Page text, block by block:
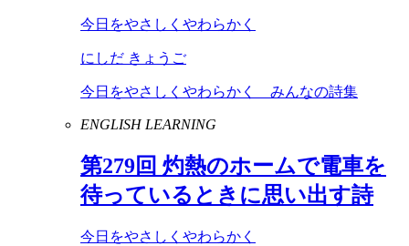
今日をやさしくやわらかく
にしだ きょうご
今日をやさしくやわらかく みんなの詩集
ENGLISH LEARNING
第279回 灼熱のホームで電車を
待っているときに思い出す詩
今日をやさしくやわらかく